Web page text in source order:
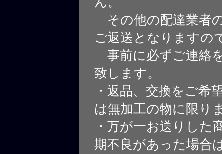
その他の配達業者
ご返送となりますの
事前に必ずご連絡
致します。
・返品、交換をご希
は無加工の物に限り
・万が一お送りした
期不良があった場合